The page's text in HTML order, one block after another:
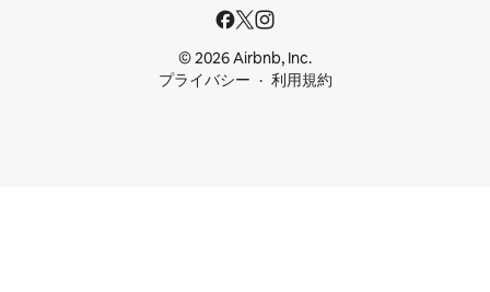
© 2026 Airbnb, Inc.
プライバシー
利用規約